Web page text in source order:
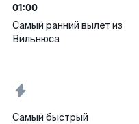
01:00
Самый ранний вылет из
Вильнюса
Самый быстрый